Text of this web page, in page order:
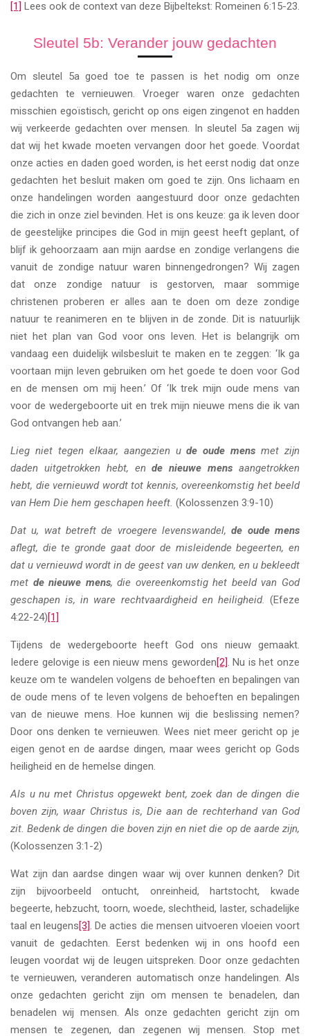
[1] Lees ook de context van deze Bijbeltekst: Romeinen 6:15-23.
Sleutel 5b: Verander jouw gedachten
Om sleutel 5a goed toe te passen is het nodig om onze
gedachten te vernieuwen. Vroeger waren onze gedachten
misschien egoïstisch, gericht op ons eigen zingenot en hadden
wij verkeerde gedachten over mensen. In sleutel 5a zagen wij
dat wij het kwade moeten vervangen door het goede. Voordat
onze acties en daden goed worden, is het eerst nodig dat onze
gedachten het besluit maken om goed te zijn. Ons lichaam en
onze handelingen worden aangestuurd door onze gedachten
die zich in onze ziel bevinden. Het is ons keuze: ga ik leven door
de geestelijke principes die God in mijn geest heeft geplant, of
blijf ik gehoorzaam aan mijn aardse en zondige verlangens die
vanuit de zondige natuur waren binnengedrongen? Wij zagen
dat onze zondige natuur is gestorven, maar sommige
christenen proberen er alles aan te doen om deze zondige
natuur te reanimeren en te blijven in de zonde. Dit is natuurlijk
niet het plan van God voor ons leven. Het is belangrijk om
vandaag een duidelijk wilsbesluit te maken en te zeggen: ‘Ik ga
voortaan mijn leven gebruiken om het goede te doen voor God
en de mensen om mij heen.’ Of ‘Ik trek mijn oude mens van
voor de wedergeboorte uit en trek mijn nieuwe mens die ik van
God ontvangen heb aan.’
Lieg niet tegen elkaar, aangezien ude oude mens met zijn
daden uitgetrokken hebt, ende nieuwe mens aangetrokken
hebt, die vernieuwd wordt tot kennis, overeenkomstig het beeld
van Hem Die hem geschapen heeft. (Kolossenzen 3:9-10)
Dat u, wat betreft de vroegere levenswandel,de oude mens
aflegt, die te gronde gaat door de misleidende begeerten, en
dat u vernieuwd wordt in de geest van uw denken, en u bekleedt
met de nieuwe mens, die overeenkomstig het beeld van God
geschapen is, in ware rechtvaardigheid en heiligheid. (Efeze
4:22-24)[1]
Tijdens de wedergeboorte heeft God ons nieuw gemaakt.
Iedere gelovige is een nieuw mens geworden[2]. Nu is het onze
keuze om te wandelen volgens de behoeften en bepalingen van
de oude mens of te leven volgens de behoeften en bepalingen
van de nieuwe mens. Hoe kunnen wij die beslissing nemen?
Door ons denken te vernieuwen. Wees niet meer gericht op je
eigen genot en de aardse dingen, maar wees gericht op Gods
heiligheid en de hemelse dingen.
Als u nu met Christus opgewekt bent, zoek dan de dingen die
boven zijn, waar Christus is, Die aan de rechterhand van God
zit. Bedenk de dingen die boven zijn en niet die op de aarde zijn,
(Kolossenzen 3:1-2)
Wat zijn dan aardse dingen waar wij over kunnen denken? Dit
zijn bijvoorbeeld ontucht, onreinheid, hartstocht, kwade
begeerte, hebzucht, toorn, woede, slechtheid, laster, schadelijke
taal en leugens[3]. De acties die mensen uitvoeren vloeien voort
vanuit de gedachten. Eerst bedenken wij in ons hoofd een
leugen voordat wij de leugen uitspreken. Door onze gedachten
te vernieuwen, veranderen automatisch onze handelingen. Als
onze gedachten gericht zijn om mensen te benadelen, dan
benadelen wij mensen. Als onze gedachten gericht zijn om
mensen te zegenen, dan zegenen wij mensen. Stop met